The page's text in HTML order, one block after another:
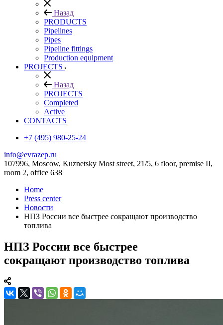
Назад
PRODUCTS
Pipelines
Pipes
Pipeline fittings
Production equipment
PROJECTS
Назад
PROJECTS
Completed
Active
CONTACTS
+7 (495) 980-25-24
info@evrazep.ru
107996, Moscow, Kuznetsky Most street, 21/5, 6 floor, premise II,
room 2, office 638
Home
Press center
Новости
НПЗ России все быстрее сокращают производство
топлива
НПЗ России все быстрее
сокращают производство топлива